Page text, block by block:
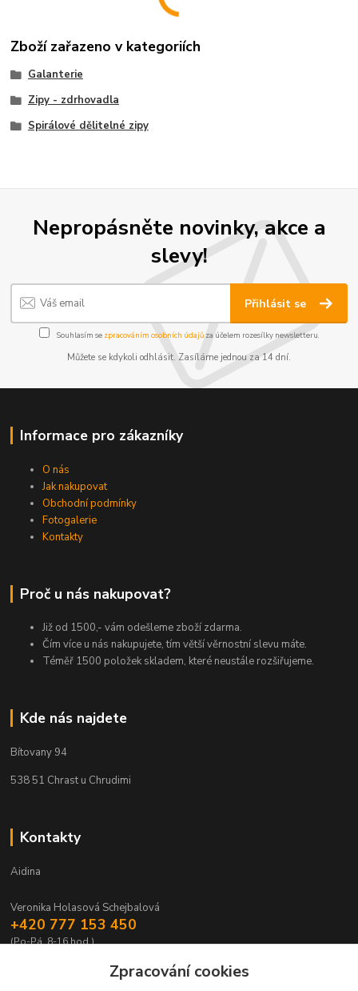
Zboží zařazeno v kategoriích
Galanterie
Zipy - zdrhovadla
Spirálové dělitelné zipy
Nepropásněte novinky, akce a
slevy!
Přihlásit se
Souhlasím se zpracováním osobních údajůza účelem rozesílky newsletteru.
Můžete se kdykoli odhlásit. Zasíláme jednou za 14 dní.
Informace pro zákazníky
O nás
Jak nakupovat
Obchodní podmínky
Fotogalerie
Kontakty
Proč u nás nakupovat?
Již od 1500,- vám odešleme zboží zdarma.
Čím více u nás nakupujete, tím větší věrnostní slevu máte.
Téměř 1500 položek skladem, které neustále rozšiřujeme.
Kde nás najdete
Bítovany 94
538 51 Chrast u Chrudimi
Kontakty
Aidina
Veronika Holasová Schejbalová
+420 777 153 450
(Po-Pá, 8-16 hod.)
eshop@aidina.czZpracování cookies